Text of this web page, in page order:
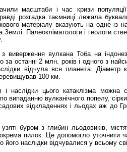
масштаби і час кризи
розгадка таємниці лежала
матеріалу вказують на одне із
Землі. Палеокліма­тологи і геологи
виверження вулкана Тоба на
за останні 2 млн. років і одного з
від­чула вся планета.
100 км.
і наслідки цього ка­таклізма
випаданню вулканічного попелу, сірки
відкладеннях і льодах аж до
буром з глибин льодовиків,
пилок. Це допомогло уточнити
його наслідки відчувалися у всьому